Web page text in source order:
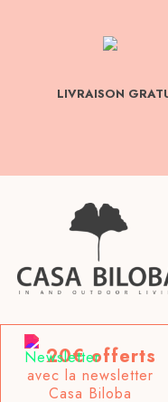
LIVRAISON
20€ offerts
avec la newsletter
Casa Biloba